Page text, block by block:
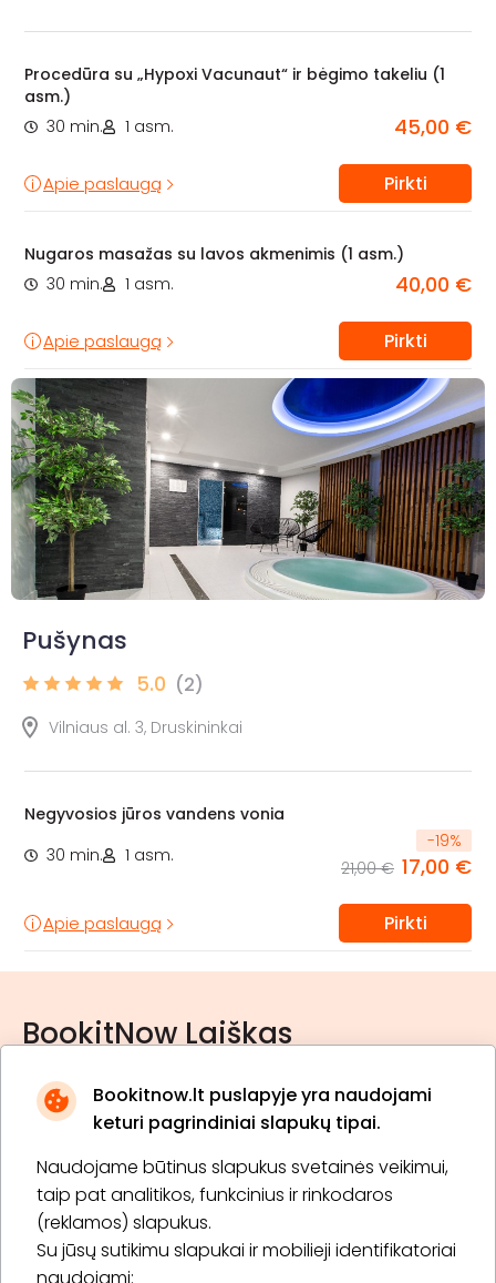
Bookitnow.lt puslapyje yra naudojami
keturi pagrindiniai slapukų tipai.
Naudojame būtinus slapukus svetainės veikimui,
taip pat analitikos, funkcinius ir rinkodaros
(reklamos) slapukus.
Su jūsų sutikimu slapukai ir mobilieji identifikatoriai
Procedūra su „Hypoxi Vacunaut“ ir bėgimo takeliu (1
asm.)
30 min.
1 asm. 45,00 €
Apie paslaugą Pirkti
Nugaros masažas su lavos akmenimis (1 asm.)
30 min.
1 asm. 40,00 €
Apie paslaugą Pirkti
Pušynas
5.0 (2)
Vilniaus al. 3, Druskininkai
Negyvosios jūros vandens vonia
30 min.
1 asm.
-19%
21,00 € 17,00 €
Apie paslaugą Pirkti
BookitNow Laiškas
* Susipažinau su privatumo politika
Prenumeruoti